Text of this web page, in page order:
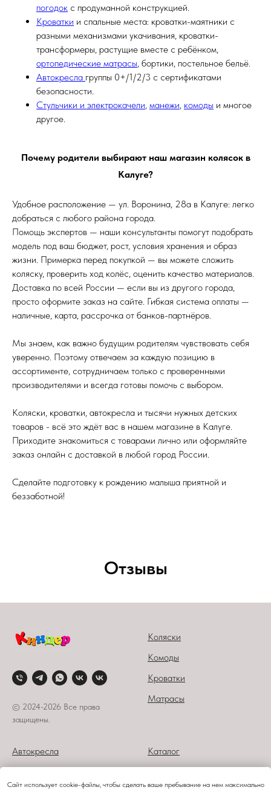
погодок с продуманной конструкцией.
Кроватки и спальные места: кроватки-маятники с
разными механизмами укачивания, кроватки-
трансформеры, растущие вместе с ребёнком,
ортопедические матрасы , бортики, постельное бельё.
Автокресла группы 0+/1/2/3 с сертификатами
безопасности.
Стульчики и электрокачели манежи комоды и многое
другое.
Почему родители выбирают наш магазин колясок в
Калуге?
Удобное расположение — ул. Воронина, 28а в Калуге: легко
добраться с любого района города.
Помощь экспертов — наши консультанты помогут подобрать
модель под ваш бюджет, рост, условия хранения и образ
жизни. Примерка перед покупкой — вы можете сложить
коляску, проверить ход колёс, оценить качество материалов.
Доставка по всей России — если вы из другого города,
просто оформите заказ на сайте. Гибкая система оплаты —
наличные, карта, рассрочка от банков-партнёров.
Мы знаем, как важно будущим родителям чувствовать себя
уверенно. Поэтому отвечаем за каждую позицию в
ассортименте, сотрудничаем только с проверенными
производителями и всегда готовы помочь с выбором.
Коляски, кроватки, автокресла и тысячи нужных детских
товаров - всё это ждёт вас в нашем магазине в Калуге.
Приходите знакомиться с товарами лично или оформляйте
заказ онлайн с доставкой в любой город России.
Сделайте подготовку к рождению малыша приятной и
беззаботной!
Сайт использует cookie-файлы, чтобы сделать ваше пребывание на нем максимально
Отзывы
© 2024-2026 Все права
защищены.
Коляски
Комоды
Кроватки
Матрасы
Автокресла
Каталог